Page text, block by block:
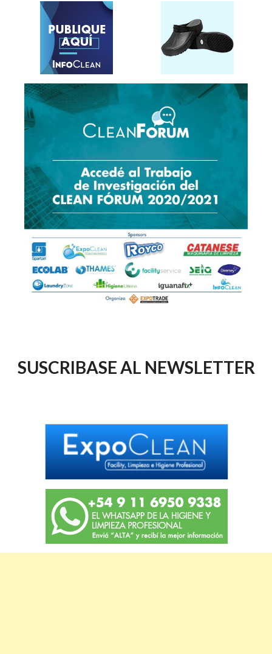
SUSCRIBASE AL NEWSLETTER